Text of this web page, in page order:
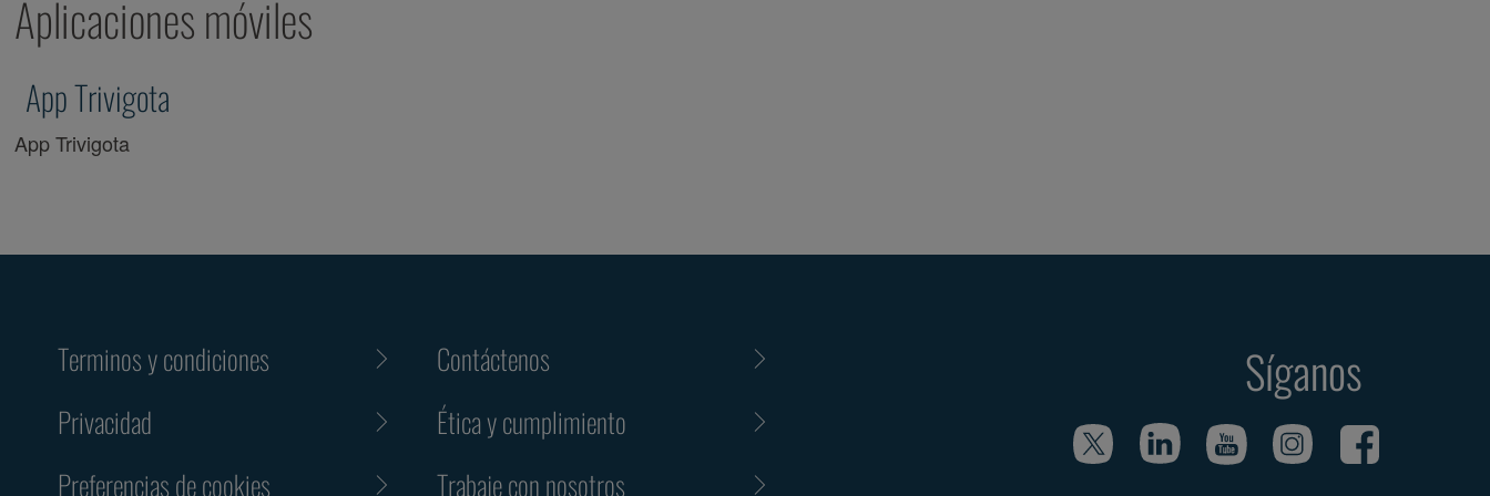
Aplicaciones móviles
App Trivigota
App Trivigota
Terminos y condiciones
Privacidad
Preferencias de cookies
Contáctenos
Ética y cumplimiento
Trabaje con nosotros
Síganos